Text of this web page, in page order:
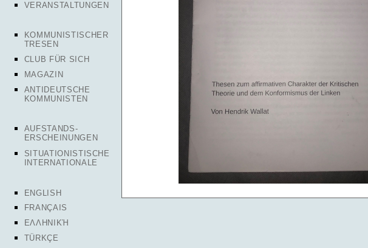
VERANSTALTUNGEN
KOMMUNISTISCHER
TRESEN
CLUB FÜR SICH
MAGAZIN
ANTIDEUTSCHE
KOMMUNISTEN
AUFSTANDS-
ERSCHEINUNGEN
SITUATIONISTISCHE
INTERNATIONALE
ENGLISH
FRANÇAIS
ΕΛΛΗΝΙΚΉ
TÜRKÇE